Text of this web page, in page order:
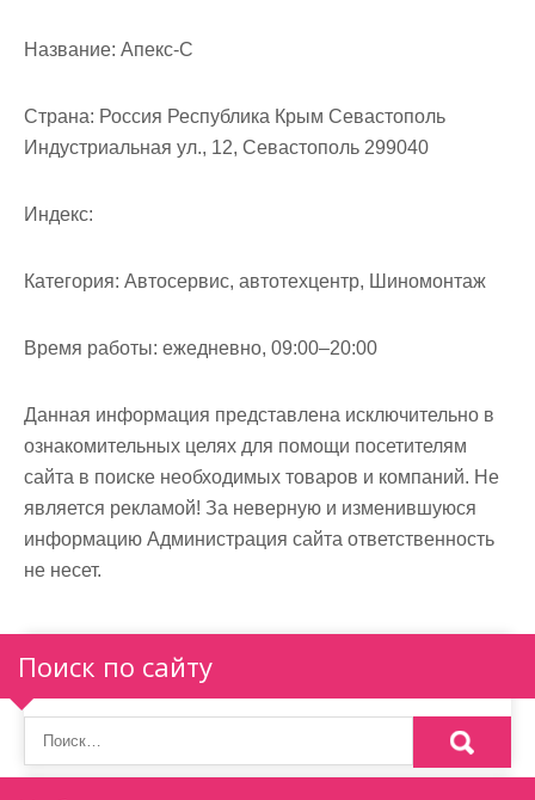
Название: Апекс-С
Страна: Россия Республика Крым Севастополь
Индустриальная ул., 12, Севастополь 299040
Индекс:
Категория: Автосервис, автотехцентр, Шиномонтаж
Время работы: ежедневно, 09:00–20:00
Данная информация представлена исключительно в
ознакомительных целях для помощи посетителям
сайта в поиске необходимых товаров и компаний. Не
является рекламой! За неверную и изменившуюся
информацию Администрация сайта ответственность
не несет.
Поиск по сайту